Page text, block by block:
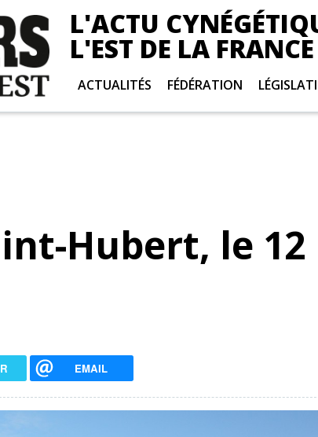
L'ACTU
L'EST DE LA FRANCE
ACTUALITÉS FÉDÉRATION
Hubert, le 12
EMAIL